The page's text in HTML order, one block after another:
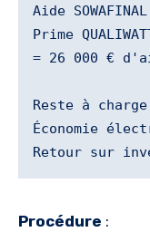
Aide
Prime
= 26 000 €
Reste à
Économie
Procédure :